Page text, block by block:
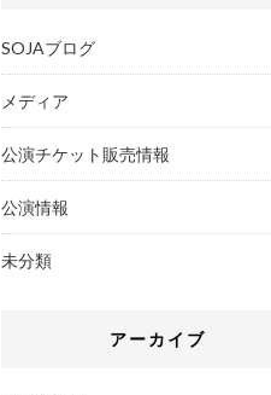
SOJAブログ
メディア
公演チケット販売情報
公演情報
未分類
アーカイブ